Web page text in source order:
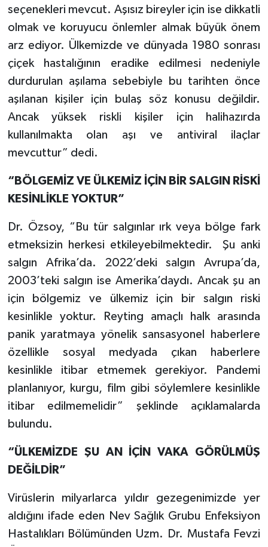
seçenekleri mevcut. Aşısız bireyler için ise dikkatli
olmak ve koruyucu önlemler almak büyük önem
arz ediyor. Ülkemizde ve dünyada 1980 sonrası
çiçek hastalığının eradike edilmesi nedeniyle
durdurulan aşılama sebebiyle bu tarihten önce
aşılanan kişiler için bulaş söz konusu değildir.
Ancak yüksek riskli kişiler için halihazırda
kullanılmakta olan aşı ve antiviral ilaçlar
mevcuttur” dedi.
“BÖLGEMİZ VE ÜLKEMİZ İÇİN BİR SALGIN RİSKİ
KESİNLİKLE YOKTUR”
Dr. Özsoy, “Bu tür salgınlar ırk veya bölge fark
etmeksizin herkesi etkileyebilmektedir. Şu anki
salgın Afrika’da. 2022’deki salgın Avrupa’da,
2003’teki salgın ise Amerika’daydı. Ancak şu an
için bölgemiz ve ülkemiz için bir salgın riski
kesinlikle yoktur. Reyting amaçlı halk arasında
panik yaratmaya yönelik sansasyonel haberlere
özellikle sosyal medyada çıkan haberlere
kesinlikle itibar etmemek gerekiyor. Pandemi
planlanıyor, kurgu, film gibi söylemlere kesinlikle
itibar edilmemelidir” şeklinde açıklamalarda
bulundu.
“ÜLKEMİZDE ŞU AN İÇİN VAKA GÖRÜLMÜŞ
DEĞİLDİR”
Virüslerin milyarlarca yıldır gezegenimizde yer
aldığını ifade eden Nev Sağlık Grubu Enfeksiyon
Hastalıkları Bölümünden Uzm. Dr. Mustafa Fevzi